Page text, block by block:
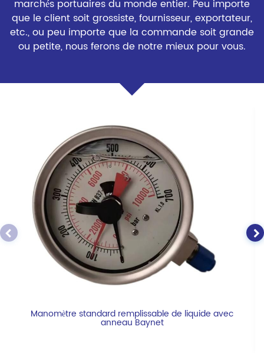
marchés portuaires du monde entier. Peu importe
que le client soit grossiste, fournisseur, exportateur,
etc., ou peu importe que la commande soit grande
ou petite, nous ferons de notre mieux pour vous.
Manomètre standard remplissable de liquide avec
anneau Baynet